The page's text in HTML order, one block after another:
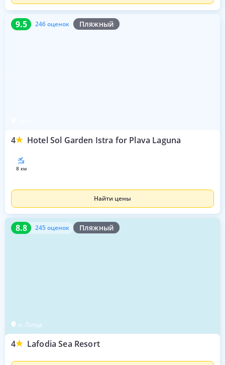
9.5 246 оценок Пляжный
4 Hotel Sol Garden Istra for Plava Laguna
9.5 246 оценок
8 км
Найти цены
8.8 245 оценок Пляжный
о. Лопуд
4 Lafodia Sea Resort
8.8 245 оценок